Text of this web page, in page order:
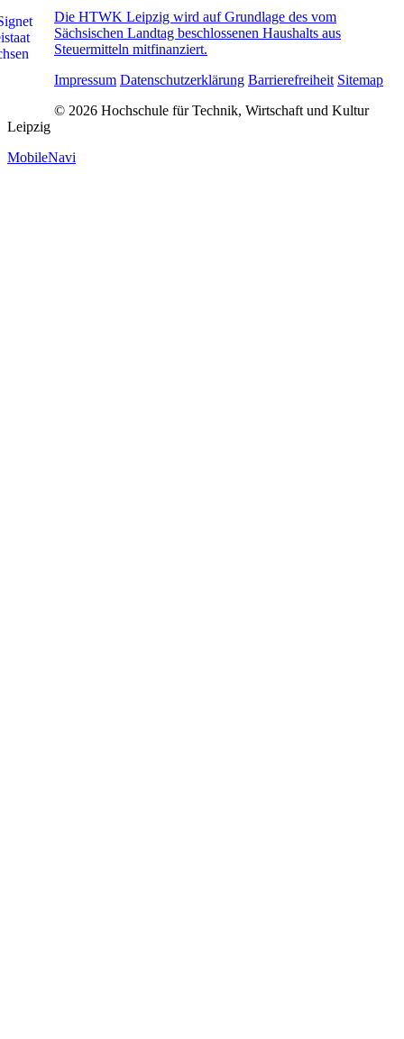
Die HTWK Leipzig wird auf Grundlage des vom
Sächsischen Landtag beschlossenen Haushalts aus
Steuermitteln mitfinanziert.
Impressum Datenschutzerklärung Barrierefreiheit Sitemap
© 2026 Hochschule für Technik, Wirtschaft und Kultur
Leipzig
MobileNavi